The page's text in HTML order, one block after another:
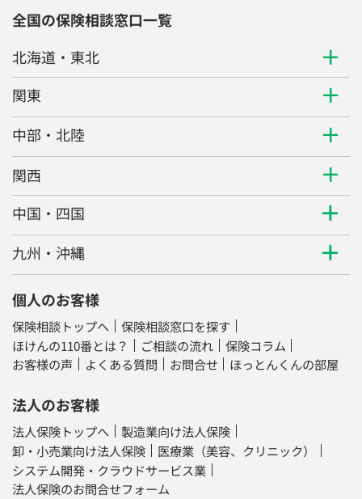
全国の保険相談窓口一覧
北海道・東北
関東
中部・北陸
関西
中国・四国
九州・沖縄
個人のお客様
保険相談トップへ
保険相談窓口を探す
ほけんの110番とは？
ご相談の流れ
保険コラム
お客様の声
よくある質問 お問合せ ほっとんくんの部屋
法人のお客様
法人保険トップへ
製造業向け法人保険
卸・小売業向け法人保険
医療業（美容、クリニック）
システム開発・クラウドサービス業
法人保険のお問合せフォーム